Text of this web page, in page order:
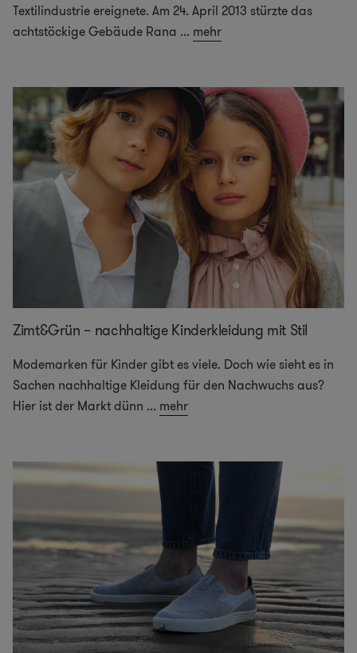
Textilindustrie ereignete. Am 24. April 2013 stürzte das
achtstöckige Gebäude Rana ... mehr
Zimt&Grün – nachhaltige Kinderkleidung mit Stil
Modemarken für Kinder gibt es viele. Doch wie sieht es in
Sachen nachhaltige Kleidung für den Nachwuchs aus?
Hier ist der Markt dünn ... mehr